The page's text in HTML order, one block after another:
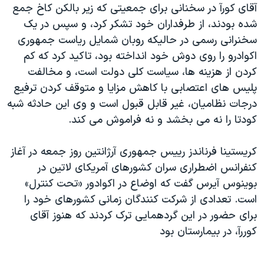
آقای کورآ در سخنانی برای جمعيتی که زير بالکن کاخ جمع
شده بودند، از طرفداران خود تشکر کرد، و سپس در يک
سخنرانی رسمی در حاليکه روبان شمايل رياست جمهوری
اکوادرو را روی دوش خود انداخته بود، تاکيد کرد که کم
کردن از هزينه ها، سياست کلی دولت است، و مخالفت
پليس های اعتصابی با کاهش مزايا و متوقف کردن ترفيع
درجات نظاميان، غير قابل قبول است و وی اين حادثه شبه
کودتا را نه می بخشد و نه فراموش می کند.
کريستينا فرناندز رييس جمهوری آرژانتين روز جمعه در آغاز
کنفرانس اضطراری سران کشورهای آمريکای لاتين در
بوينوس آيرس گفت که اوضاع در اکوادور «تحت کنترل»
است. تعدادی از شرکت کنندگان زمانی کشورهای خود را
برای حضور در اين گردهمايی ترک کردند که هنوز آقای
کوررآ، در بيمارستان بود